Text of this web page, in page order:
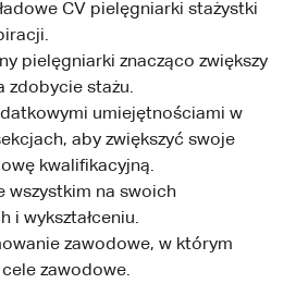
CV pielęgniarki stażystki
pielęgniarki znacząco zwiększy
zdobycie stażu.
umiejętnościami w
aby zwiększyć swoje
kwalifikacyjną.
wszystkim na swoich
i wykształceniu.
zawodowe, w którym
zawodowe.